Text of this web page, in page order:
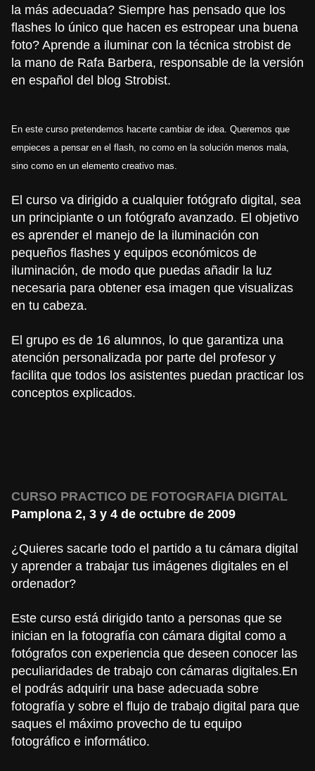
la más adecuada? Siempre has pensado que los
flashes lo único que hacen es estropear una buena
foto? Aprende a iluminar con la técnica strobist de
la mano de Rafa Barbera, responsable de la versión
en español del blog Strobist.
En este curso pretendemos hacerte cambiar de idea. Queremos que
empieces a pensar en el flash, no como en la solución menos mala,
sino como en un elemento creativo mas.
El curso va dirigido a cualquier fotógrafo digital, sea
un principiante o un fotógrafo avanzado. El objetivo
es aprender el manejo de la iluminación con
pequeños flashes y equipos económicos de
iluminación, de modo que puedas añadir la luz
necesaria para obtener esa imagen que visualizas
en tu cabeza.
El grupo es de 16 alumnos, lo que garantiza una
atención personalizada por parte del profesor y
facilita que todos los asistentes puedan practicar los
conceptos explicados.
CURSO PRACTICO DE FOTOGRAFIA DIGITAL
Pamplona 2, 3 y 4 de octubre de 2009
¿Quieres sacarle todo el partido a tu cámara digital
y aprender a trabajar tus imágenes digitales en el
ordenador?
Este curso está dirigido tanto a personas que se
inician en la fotografía con cámara digital como a
fotógrafos con experiencia que deseen conocer las
peculiaridades de trabajo con cámaras digitales.En
el podrás adquirir una base adecuada sobre
fotografía y sobre el flujo de trabajo digital para que
saques el máximo provecho de tu equipo
fotográfico e informático.